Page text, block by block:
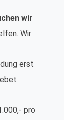
wir
Wir
erst
pro